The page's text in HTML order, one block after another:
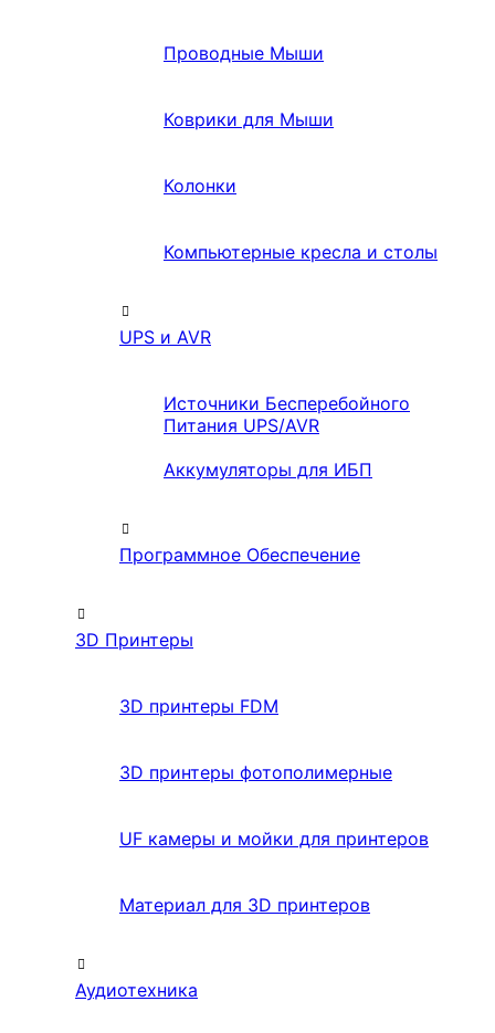
Проводные Мыши
Коврики для Мыши
Колонки
Компьютерные кресла и столы
UPS и AVR
Источники Бесперебойного
Питания UPS/AVR
Аккумуляторы для ИБП
Программное Обеспечение
3D Принтеры
3D принтеры FDM
3D принтеры фотополимерные
UF камеры и мойки для принтеров
Материал для 3D принтеров
Аудиотехника